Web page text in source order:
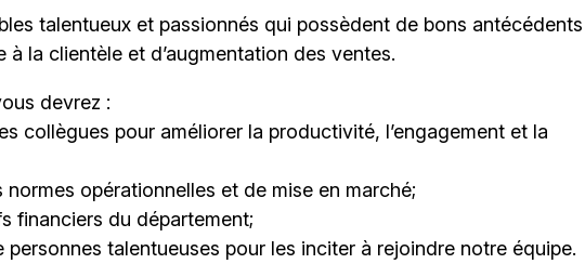
talentueux et passionnés qui possèdent de bons antécédents
à la clientèle et d’augmentation des ventes.
devrez :
collègues pour améliorer la productivité, l’engagement et la
opérationnelles et de mise en marché;
financiers du département;
talentueuses pour les inciter à rejoindre notre équipe.